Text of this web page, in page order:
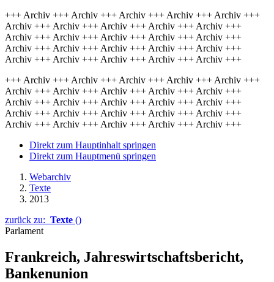
+++ Archiv +++ Archiv +++ Archiv +++ Archiv +++ Archiv +++
Archiv +++ Archiv +++ Archiv +++ Archiv +++ Archiv +++
Archiv +++ Archiv +++ Archiv +++ Archiv +++ Archiv +++
Archiv +++ Archiv +++ Archiv +++ Archiv +++ Archiv +++
Archiv +++ Archiv +++ Archiv +++ Archiv +++ Archiv +++
+++ Archiv +++ Archiv +++ Archiv +++ Archiv +++ Archiv +++
Archiv +++ Archiv +++ Archiv +++ Archiv +++ Archiv +++
Archiv +++ Archiv +++ Archiv +++ Archiv +++ Archiv +++
Archiv +++ Archiv +++ Archiv +++ Archiv +++ Archiv +++
Archiv +++ Archiv +++ Archiv +++ Archiv +++ Archiv +++
Direkt zum Hauptinhalt springen
Direkt zum Hauptmenü springen
Webarchiv
Texte
2013
zurück zu: Texte ()
Parlament
Frankreich, Jahreswirtschaftsbericht,
Bankenunion